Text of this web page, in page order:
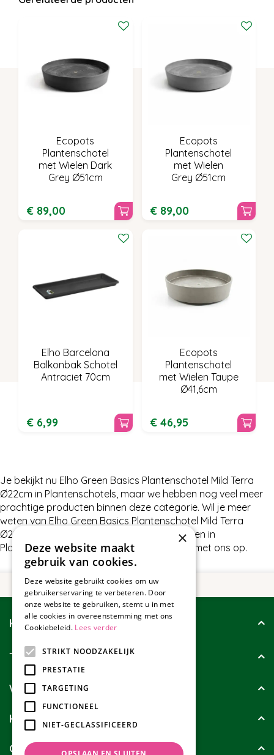
Ecopots
Plantenschotel
met Wielen Dark
Grey Ø51cm
€ 89,00
Ecopots
Plantenschotel
met Wielen
Grey Ø51cm
€ 89,00
Elho Barcelona
Balkonbak Schotel
Antraciet 70cm
€ 6,99
Ecopots
Plantenschotel
met Wielen Taupe
Ø41,6cm
€ 46,95
Je bekijkt nu Elho Green Basics Plantenschotel Mild Terra
Ø22cm in Plantenschotels, maar we hebben nog veel meer
prachtige producten binnen deze categorie. Wil je meer
weten van Elho Green Basics Plantenschotel Mild Terra
Ø22cm of wat wij nog meer te bieden hebben in
Plantenschotels, neem dan gerust contact met ons op.
Klantenservice
Tuincollectie
Wie zijn wij?
Klanten geven ons
Contact
×
Deze website maakt
gebruik van cookies.
Deze website gebruikt cookies om uw
gebruikerservaring te verbeteren. Door
onze website te gebruiken, stemt u in met
alle cookies in overeenstemming met ons
Cookiebeleid. Lees verder
STRIKT NOODZAKELIJK
PRESTATIE
TARGETING
FUNCTIONEEL
NIET-GECLASSIFICEERD